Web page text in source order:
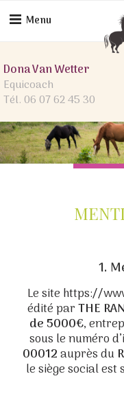
Menu
Dona Van Wetter
Equicoach
Tél. 06 07 62 45 30
1.
Le site https://
édité parTHE
de 5000€,
sous le numéro
00012auprès du
le siège social est